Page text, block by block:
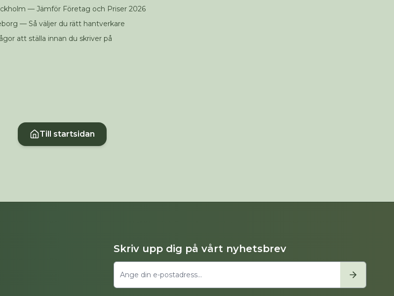
— Jämför Företag och Priser 2026
— Så väljer du rätt hantverkare
att ställa innan du skriver på
Till startsidan
Skriv upp dig på vårt nyhetsbrev